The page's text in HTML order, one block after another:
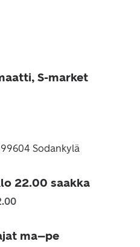
S-market
Sodankylä
22.00 saakka
ma–pe